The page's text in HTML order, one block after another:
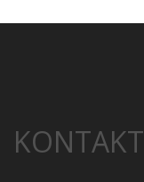
KONTAKT